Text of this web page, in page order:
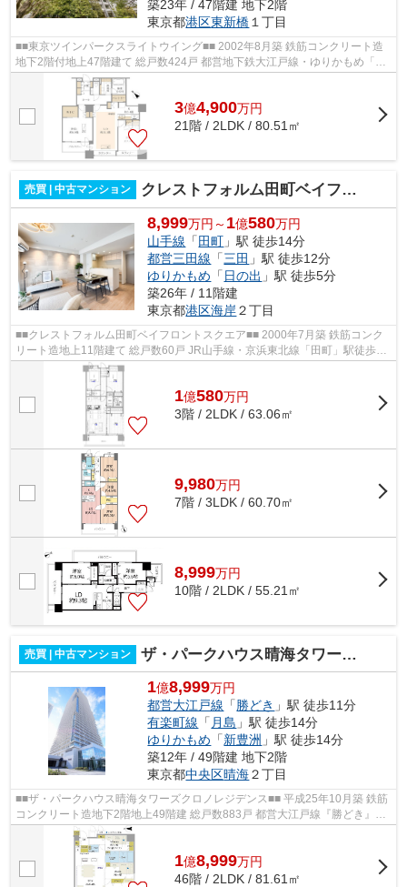
築23年 / 47階建 地下2階
東京都港区東新橋 １丁目
■■東京ツインパークスライトウイング■■ 2002年8月築 鉄筋コンクリート造
地下2階付地上47階建て 総戸数424戸 都営地下鉄大江戸線・ゆりかもめ「汐
留」駅徒歩3分 JR山手線・京浜東北根...
3億4,900万円
21階 / 2LDK / 80.51㎡
売買 | 中古マンション クレストフォルム田町ベイフロントスクエア
8,999万円～ 1億580万円
山手線 「 田町 」駅 徒歩14分
都営三田線 「三田 」駅 徒歩12分
ゆりかもめ 「 日の出 」駅 徒歩5分
築26年 / 11階建
東京都港区海岸２丁目
■■クレストフォルム田町ベイフロントスクエア■■ 2000年7月築 鉄筋コンク
リート造地上11階建て 総戸数60戸 JR山手線・京浜東北線「田町」駅徒歩14
分 ゆりかもめ線「日の出」駅徒歩5分...
1億580万円
3階 / 2LDK / 63.06㎡
9,980万円
7階 / 3LDK / 60.70㎡
8,999万円
10階 / 2LDK / 55.21㎡
売買 | 中古マンション ザ・パークハウス晴海タワーズ クロノレジデンス
1億8,999万円
都営大江戸線 「勝どき 」駅 徒歩11分
有楽町線 「 月島 」駅 徒歩14分
ゆりかもめ 「新豊洲 」駅 徒歩14分
築12年 / 49階建 地下2階
東京都中央区晴海２丁目
■■ザ・パークハウス晴海タワーズクロノレジデンス■■ 平成25年10月築 鉄筋
コンクリート造地下2階地上49階建 総戸数883戸 都営大江戸線『勝どき』駅
徒歩11分 東京メトロ有楽町線・都営...
1億8,999万円
46階 / 2LDK / 81.61㎡